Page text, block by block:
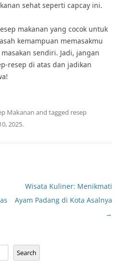
sehat seperti capcay ini.
makanan yang cocok untuk
kemampuan memasakmu
sendiri. Jadi, jangan
resep di atas dan jadikan
Makanan and tagged resep
2025.
Wisata Kuliner: Menikmati
Ayam Padang di Kota Asalnya
→
Search